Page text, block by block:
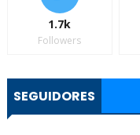
1.7k
Followers
SEGUIDORES